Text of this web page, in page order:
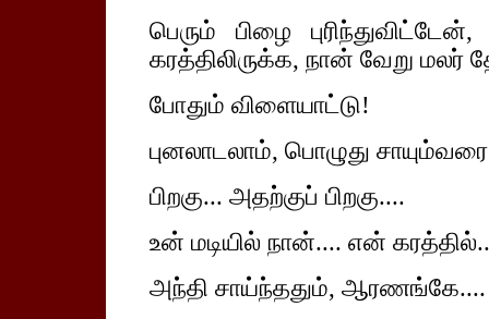
பெரும் பிழை
கரத்திலிருக்க, நான் வேறு
போதும் விளையாட்டு!
புனலாடலாம், பொழுது
பிறகு... அதற்குப் பிறகு....
உன் மடியில் நான்.... என்
அந்தி சாய்ந்ததும், ஆரணங்கே....